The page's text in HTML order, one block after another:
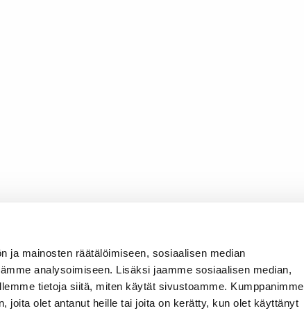
ja mainosten räätälöimiseen, sosiaalisen median
analysoimiseen. Lisäksi jaamme sosiaalisen median,
tietoja siitä, miten käytät sivustoamme. Kumppanimme
joita olet antanut heille tai joita on kerätty, kun olet käyttänyt